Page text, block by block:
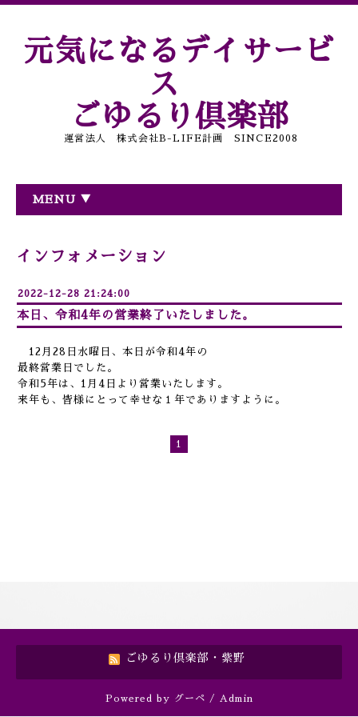
元気になるデイサービ
ス
ごゆるり倶楽部
運営法人 株式会社B-LIFE計画 SINCE2008
MENU ▼
インフォメーション
2022-12-28 21:24:00
本日、令和4年の営業終了いたしました。
12月28日水曜日、本日が令和4年の
最終営業日でした。
令和5年は、1月4日より営業いたします。
来年も、皆様にとって幸せな１年でありますように。
1
ごゆるり倶楽部・紫野
Powered by グーペ / Admin